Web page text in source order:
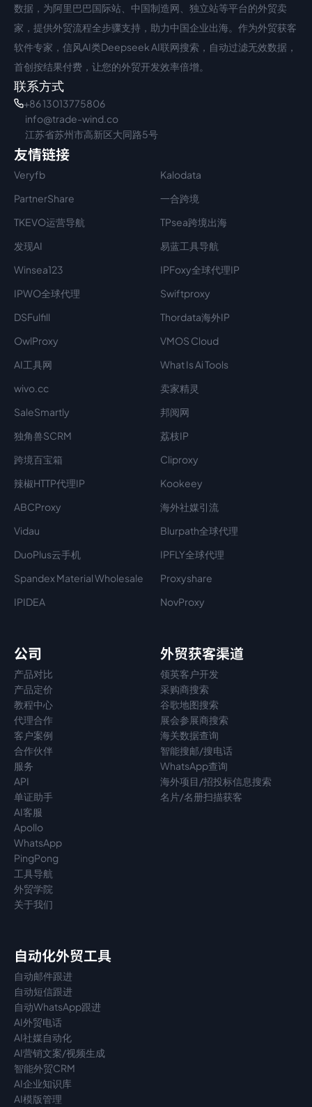
数据，为阿里巴巴国际站、中国制造网、独立站等平台的外贸卖
家，提供外贸流程全步骤支持，助力中国企业出海。作为外贸获客
软件专家，信风AI类Deepseek AI联网搜索，自动过滤无效数据，
首创按结果付费，让您的外贸开发效率倍增。
联系方式
+86 13013775806
info@trade-wind.co
江苏省苏州市高新区大同路5号
友情链接
Veryfb
Kalodata
PartnerShare
一合跨境
TKEVO运营导航
TPsea跨境出海
发现AI
易蓝工具导航
Winsea123
IPFoxy全球代理IP
IPWO全球代理
Swiftproxy
DSFulfill
Thordata海外IP
OwlProxy
VMOS Cloud
AI工具网
What Is Ai Tools
wivo.cc
卖家精灵
SaleSmartly
邦阅网
独角兽SCRM
荔枝IP
跨境百宝箱
Cliproxy
辣椒HTTP代理IP
Kookeey
ABCProxy
海外社媒引流
Vidau
Blurpath全球代理
DuoPlus云手机
IPFLY全球代理
Spandex Material Wholesale​
Proxyshare
IPIDEA
NovProxy
公司
产品对比
产品定价
教程中心
代理合作
客户案例
合作伙伴
服务
API
单证助手
AI客服
Apollo
WhatsApp
PingPong
工具导航
外贸学院
关于我们
外贸获客渠道
领英客户开发
采购商搜索
谷歌地图搜索
展会参展商搜索
海关数据查询
智能搜邮/搜电话
WhatsApp查询
海外项目/招投标信息搜索
名片/名册扫描获客
自动化外贸工具
自动邮件跟进
自动短信跟进
自动WhatsApp跟进
AI外贸电话
AI社媒自动化
AI营销文案/视频生成
智能外贸CRM
AI企业知识库
AI模版管理